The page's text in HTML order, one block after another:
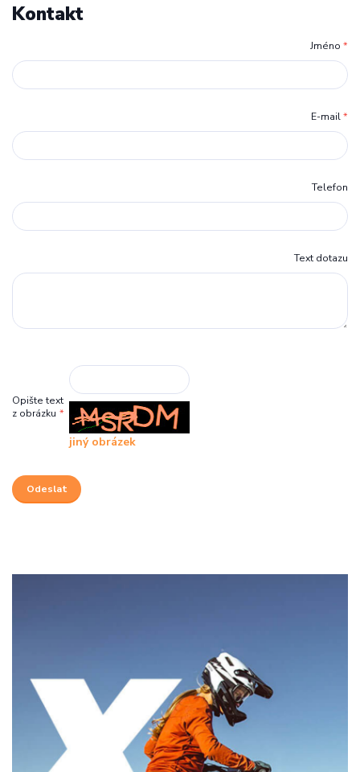
Kontakt
Jméno *
E-mail*
Telefon
Text dotazu
Opište text
z obrázku *
jiný obrázek